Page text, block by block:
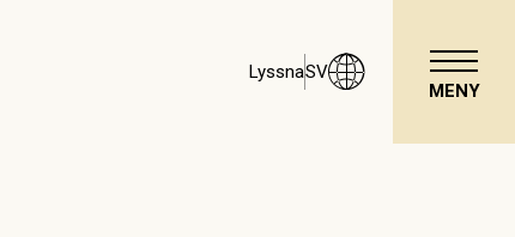
LyssnaSV
MENY